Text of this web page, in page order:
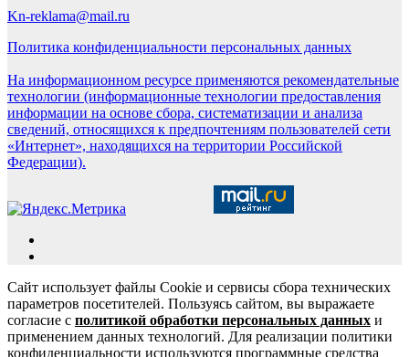
Kn-reklama@mail.ru
Политика конфиденциальности персональных данных
На информационном ресурсе применяются рекомендательные
технологии (информационные технологии предоставления
информации на основе сбора, систематизации и анализа
сведений, относящихся к предпочтениям пользователей сети
«Интернет», находящихся на территории Российской
Федерации).
Сайт использует файлы Cookie и сервисы сбора технических
параметров посетителей. Пользуясь сайтом, вы выражаете
согласие с политикой обработки персональных данных и
применением данных технологий. Для реализации политики
конфиденциальности используются программные средства